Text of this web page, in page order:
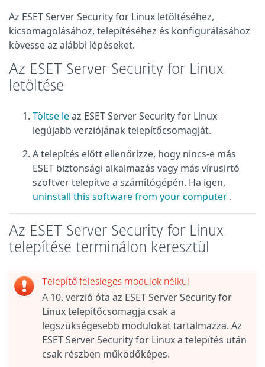
Az ESET Server Security for Linux letöltéséhez,
kicsomagolásához, telepítéséhez és konfigurálásához
kövesse az alábbi lépéseket.
Az ESET Server Security for Linux
letöltése
Töltse leaz ESET Server Security for Linux
legújabb verziójának telepítőcsomagját.
A telepítés előtt ellenőrizze, hogy nincs-e más
ESET biztonsági alkalmazás vagy más vírusirtó
szoftver telepítve a számítógépén. Ha igen,
uninstall this software from your computer .
Az ESET Server Security for Linux
telepítése terminálon keresztül
Telepítő felesleges modulok nélkül
A 10. verzió óta az ESET Server Security for
Linux telepítőcsomagja csak a
legszükségesebb modulokat tartalmazza. Az
ESET Server Security for Linux a telepítés után
csak részben működőképes.